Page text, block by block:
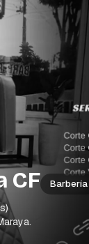
CF Barbería
.